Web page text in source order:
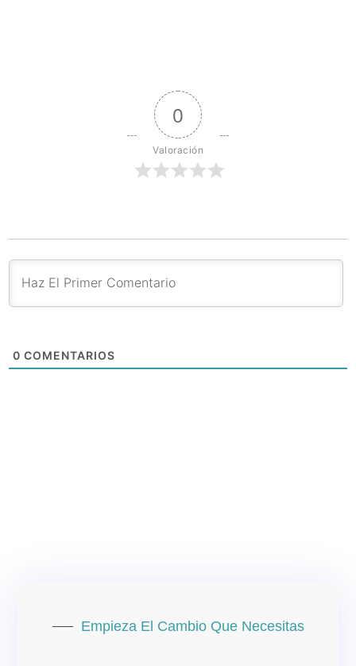
0
Valoración
0 COMENTARIOS
Empieza El Cambio Que Necesitas